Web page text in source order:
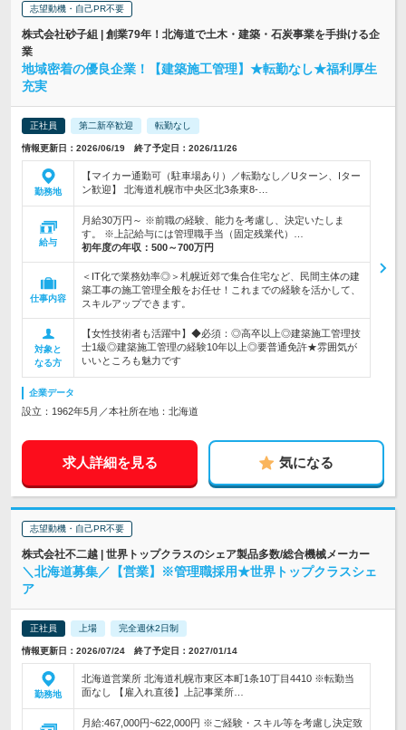
志望動機・自己PR不要
株式会社砂子組 | 創業79年！北海道で土木・建築・石炭事業を手掛ける企
業
地域密着の優良企業！【建築施工管理】★転勤なし★福利厚生
充実
正社員 第二新卒歓迎 転勤なし
情報更新日：2026/06/19 終了予定日：2026/11/26
勤務地
【マイカー通勤可（駐車場あり）／転勤なし／Uターン、Iター
ン歓迎】 北海道札幌市中央区北3条東8-…
給与
月給30万円～ ※前職の経験、能力を考慮し、決定いたしま
す。 ※上記給与には管理職手当（固定残業代）…
初年度の年収： 500～700万円
仕事内容
＜IT化で業務効率◎＞札幌近郊で集合住宅など、民間主体の建
築工事の施工管理全般をお任せ！これまでの経験を活かして、
スキルアップできます。
対象と
なる方
【女性技術者も活躍中】◆必須：◎高卒以上◎建築施工管理技
士1級◎建築施工管理の経験10年以上◎要普通免許★雰囲気が
いいところも魅力です
企業データ
設立：1962年5月／本社所在地：北海道
求人詳細を見る 気になる
志望動機・自己PR不要
株式会社不二越 | 世界トップクラスのシェア製品多数/総合機械メーカー
＼北海道募集／【営業】※管理職採用★世界トップクラスシェ
ア
正社員 上場 完全週休2日制
情報更新日：2026/07/24 終了予定日：2027/01/14
勤務地
北海道営業所 北海道札幌市東区本町1条10丁目4410 ※転勤当
面なし 【雇入れ直後】上記事業所…
月給:467,000円~622,000円 ※ご経験・スキル等を考慮し決定致